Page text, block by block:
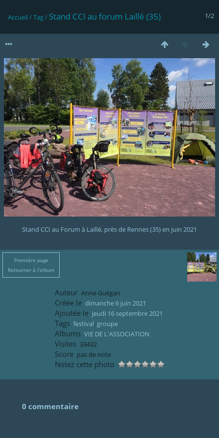
1/2
Accueil /Tag/ Stand CCI au forum Laillé (35)
Stand CCI au Forum à Laillé, près de Rennes (35) en juin 2021
Première page
Retourner à l'album
Auteur Anne Guégan
Créée le dimanche 6 juin 2021
Ajoutée le jeudi 16 septembre 2021
Tags festival, groupe
Albums VIE DE L'ASSOCIATION
Visites 33432
Score pas de note
Notez cette photo
0 commentaire